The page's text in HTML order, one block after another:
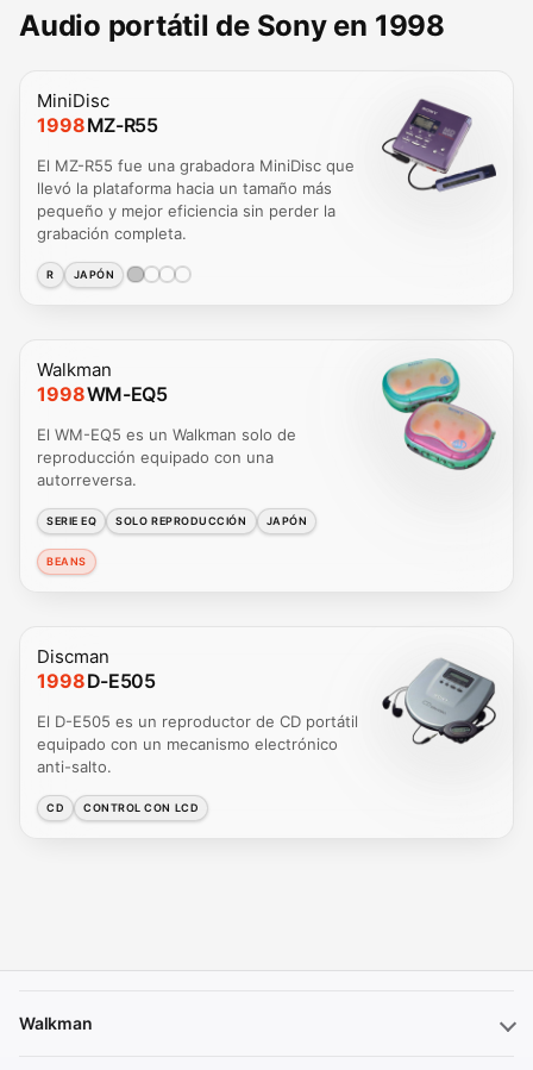
Audio portátil de Sony en 1998
MiniDisc
1998MZ-R55
El MZ-R55 fue una grabadora MiniDisc que
llevó la plataforma hacia un tamaño más
pequeño y mejor eficiencia sin perder la
grabación completa.
R JAPÓN
Walkman
1998WM-EQ5
El WM-EQ5 es un Walkman solo de
reproducción equipado con una
autorreversa.
SERIE EQ SOLO REPRODUCCIÓN JAPÓN
BEANS
Discman
1998D-E505
El D-E505 es un reproductor de CD portátil
equipado con un mecanismo electrónico
anti-salto.
CD CONTROL CON LCD
Walkman